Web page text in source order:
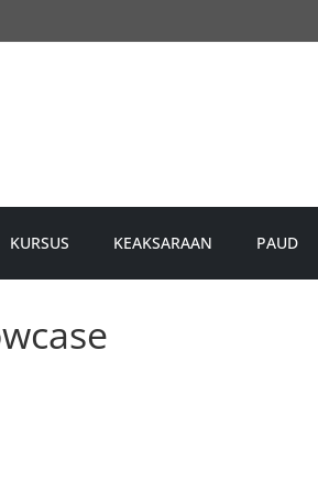
KURSUS KEAKSARAAN PAUD